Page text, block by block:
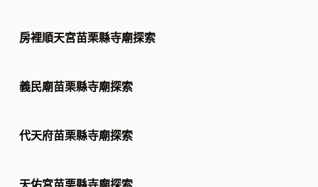
房裡順天宮苗栗縣寺廟探索
義民廟苗栗縣寺廟探索
代天府苗栗縣寺廟探索